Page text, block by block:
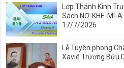
Lớp Thánh Kinh
Sách NƠ-KHE-MI-
17/7/2026
Lễ Tuyên phong
Xaviê Trương Bửu